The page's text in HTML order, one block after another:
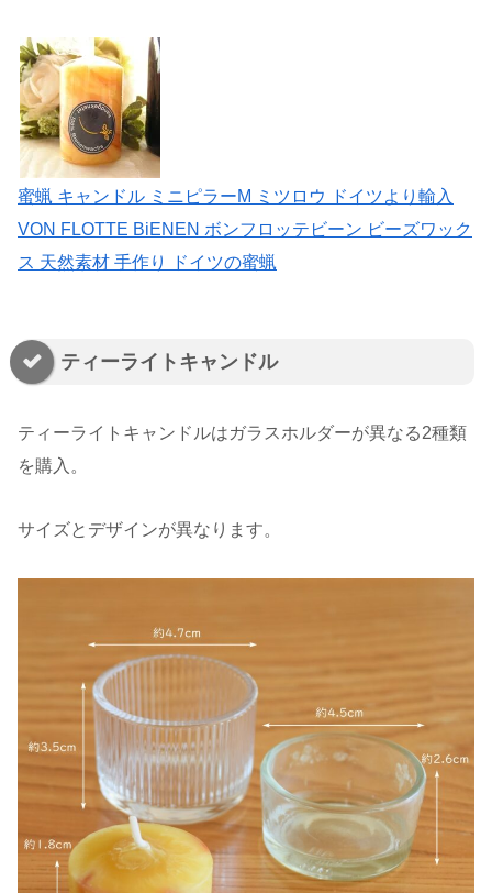
蜜蝋 キャンドル ミニピラーМ ミツロウ ドイツより輸入
VON FLOTTE BiENEN ボンフロッテビーン ビーズワック
ス 天然素材 手作り ドイツの蜜蝋
ティーライトキャンドル
ティーライトキャンドルはガラスホルダーが異なる2種類
を購入。
サイズとデザインが異なります。